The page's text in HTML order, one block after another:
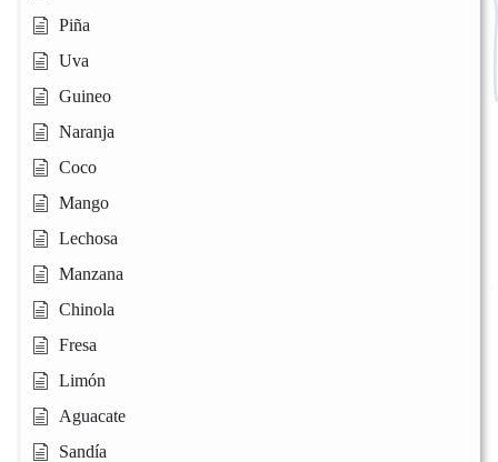
Piña
Uva
Guineo
Naranja
Coco
Mango
Lechosa
Manzana
Chinola
Fresa
Limón
Aguacate
Sandía